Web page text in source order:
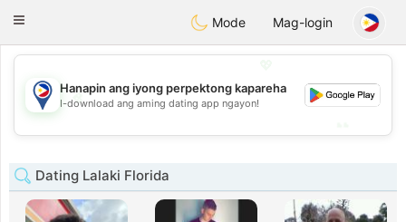
PhilippinesChat
Toggle
Mode Mag-login
💖
💕
Hanapin ang iyong perpektong kapareha
I-download ang aming dating app ngayon!
Dating Lalaki Florida